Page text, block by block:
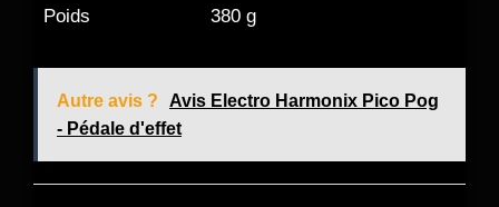
Poids 380 g
Autre avis ?
Avis Electro Harmonix Pico Pog
- Pédale d'effet